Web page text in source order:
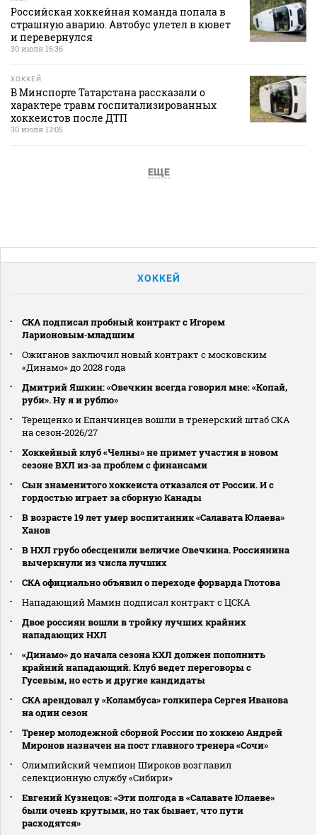
Российская хоккейная команда попала в
страшную аварию. Автобус улетел в кювет
и перевернулся
30 июля 16:36
ХОККЕЙ
В Минспорте Татарстана рассказали о
характере травм госпитализированных
хоккеистов после ДТП
30 июля 13:05
ЕЩЕ
ХОККЕЙ
СКА подписал пробный контракт с Игорем
Ларионовым‑младшим
Ожиганов заключил новый контракт с московским
«Динамо» до 2028 года
Дмитрий Яшкин: «Овечкин всегда говорил мне: «Копай,
руби». Ну я и рублю»
Терещенко и Епанчинцев вошли в тренерский штаб СКА
на сезон‑2026/27
Хоккейный клуб «Челны» не примет участия в новом
сезоне ВХЛ из‑за проблем с финансами
Сын знаменитого хоккеиста отказался от России. И с
гордостью играет за сборную Канады
В возрасте 19 лет умер воспитанник «Салавата Юлаева»
Ханов
В НХЛ грубо обесценили величие Овечкина. Россиянина
вычеркнули из числа лучших
СКА официально объявил о переходе форварда Глотова
Нападающий Мамин подписал контракт с ЦСКА
Двое россиян вошли в тройку лучших крайних
нападающих НХЛ
«Динамо» до начала сезона КХЛ должен пополнить
крайний нападающий. Клуб ведет переговоры с
Гусевым, но есть и другие кандидаты
СКА арендовал у «Коламбуса» голкипера Сергея Иванова
на один сезон
Тренер молодежной сборной России по хоккею Андрей
Миронов назначен на пост главного тренера «Сочи»
Олимпийский чемпион Широков возглавил
селекционную службу «Сибири»
Евгений Кузнецов: «Эти полгода в «Салавате Юлаеве»
были очень крутыми, но так бывает, что пути
расходятся»